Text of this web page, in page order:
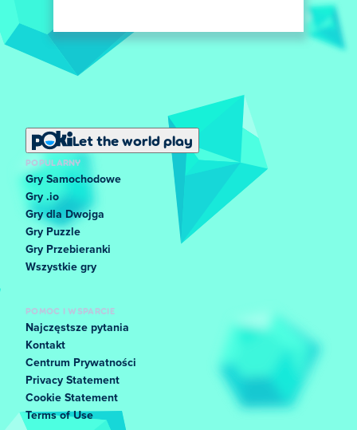
Let the world play
POPULARNY
Gry Samochodowe
Gry .io
Gry dla Dwojga
Gry Puzzle
Gry Przebieranki
Wszystkie gry
POMOC I WSPARCIE
Najczęstsze pytania
Kontakt
Centrum Prywatności
Privacy Statement
Cookie Statement
Terms of Use